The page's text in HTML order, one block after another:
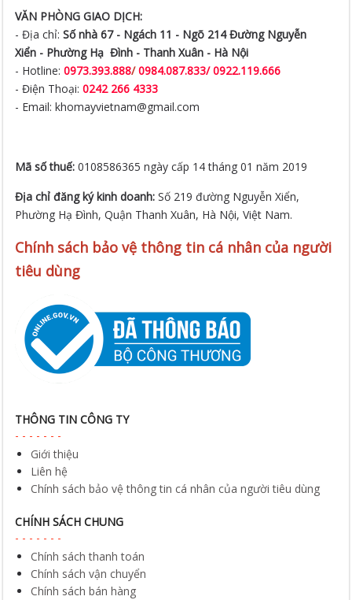
VĂN PHÒNG GIAO DỊCH:
- Địa chỉ:Số nhà 67 - Ngách 11 - Ngõ 214 Đường Nguyễn
Xiển - Phường Hạ Đình - Thanh Xuân - Hà Nội
- Hotline:0973.393.888/ 0984.087.833/ 0922.119.666
- Điện Thoại:0242 266 4333
- Email: khomayvietnam@gmail.com
Mã số thuế:0108586365 ngày cấp 14 tháng 01 năm 2019
Địa chỉ đăng ký kinh doanh:Số 219 đường Nguyễn Xiển,
Phường Hạ Đình, Quận Thanh Xuân, Hà Nội, Việt Nam.
Chính sách bảo vệ thông tin cá nhân của người
tiêu dùng
THÔNG TIN CÔNG TY
Giới thiệu
Liên hệ
Chính sách bảo vệ thông tin cá nhân của người tiêu dùng
CHÍNH SÁCH CHUNG
Chính sách thanh toán
Chính sách vận chuyển
Chính sách bán hàng